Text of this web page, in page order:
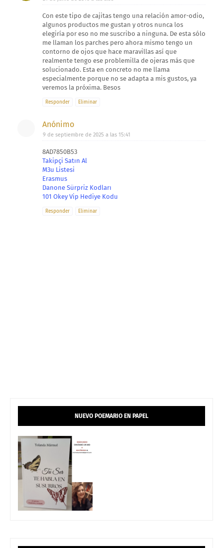
Con este tipo de cajitas tengo una relación amor-odio,
algunos productos me gustan y otros nunca los
elegiría por eso no me suscribo a ninguna. De esta sólo
me llaman los parches pero ahora mismo tengo un
contorno de ojos que hace maravillas así que
realmente tengo ese problemilla de ojeras más que
solucionado. Esta en concreto no me llama
especialmente porque no se adapta a mis gustos, ya
veremos la próxima. Besos
Responder Eliminar
Anónimo
9 de septiembre de 2025 a las 15:41
8AD7850B53
Takipçi Satın Al
M3u Listesi
Erasmus
Danone Sürpriz Kodları
101 Okey Vip Hediye Kodu
Responder Eliminar
NUEVO POEMARIO EN PAPEL